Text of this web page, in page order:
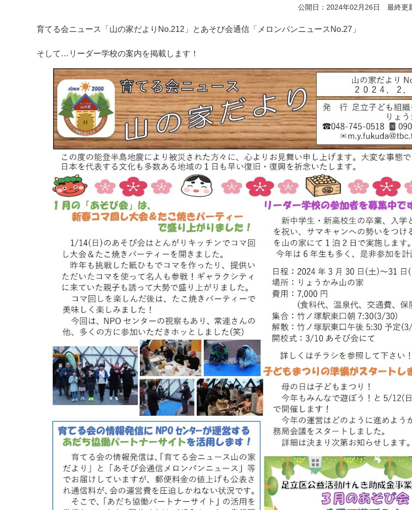
公開日：2024年02月26日 最終更
育てる会ニュース「山の家だよりNo.212」とあそび会通信「メロンパンニュースNo.27」
そして…リーダー学校の案内を掲載します！
マイメディア内を検索